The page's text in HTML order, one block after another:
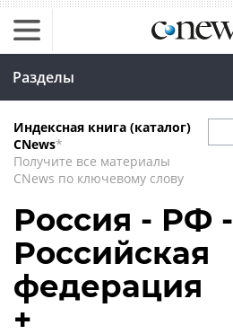
Разделы
Индексная книга (каталог)
CNews*
Получите все материалы
CNews по ключевому слову
Россия - РФ -
Российская
федерация
+